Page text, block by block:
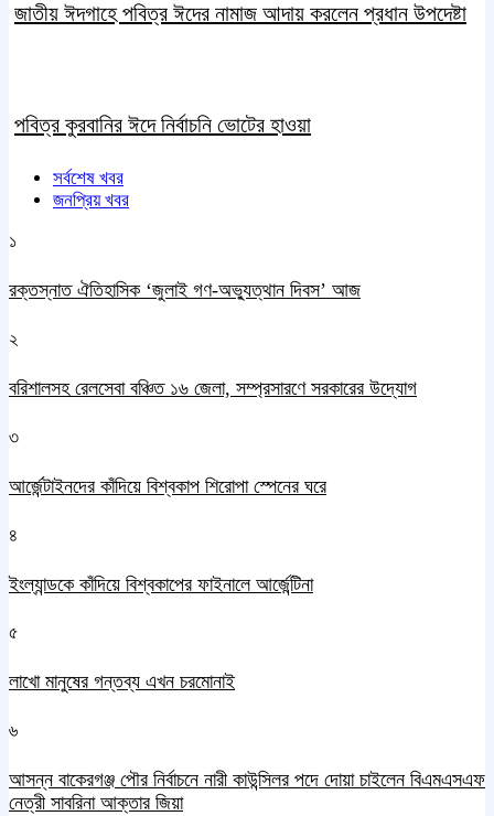
জাতীয় ঈদগাহে পবিত্র ঈদের নামাজ আদায় করলেন প্রধান উপদেষ্টা
পবিত্র কুরবানির ঈদে নির্বাচনি ভোটের হাওয়া
সর্বশেষ খবর
জনপ্রিয় খবর
১
রক্তস্নাত ঐতিহাসিক ‌‘জুলাই গণ-অভ্যুত্থান দিবস’ আজ
২
বরিশালসহ রেলসেবা বঞ্চিত ১৬ জেলা, সম্প্রসারণে সরকারের উদ্যোগ
৩
আর্জেন্টাইনদের কাঁদিয়ে বিশ্বকাপ শিরোপা স্পেনের ঘরে
৪
ইংল্যান্ডকে কাঁদিয়ে বিশ্বকাপের ফাইনালে আর্জেন্টিনা
৫
লাখো মানুষের গন্তব্য এখন চরমোনাই
৬
আসন্ন বাকেরগঞ্জ পৌর নির্বাচনে নারী কাউন্সিলর পদে দোয়া চাইলেন বিএমএসএফ
নেত্রী সাবরিনা আক্তার জিয়া